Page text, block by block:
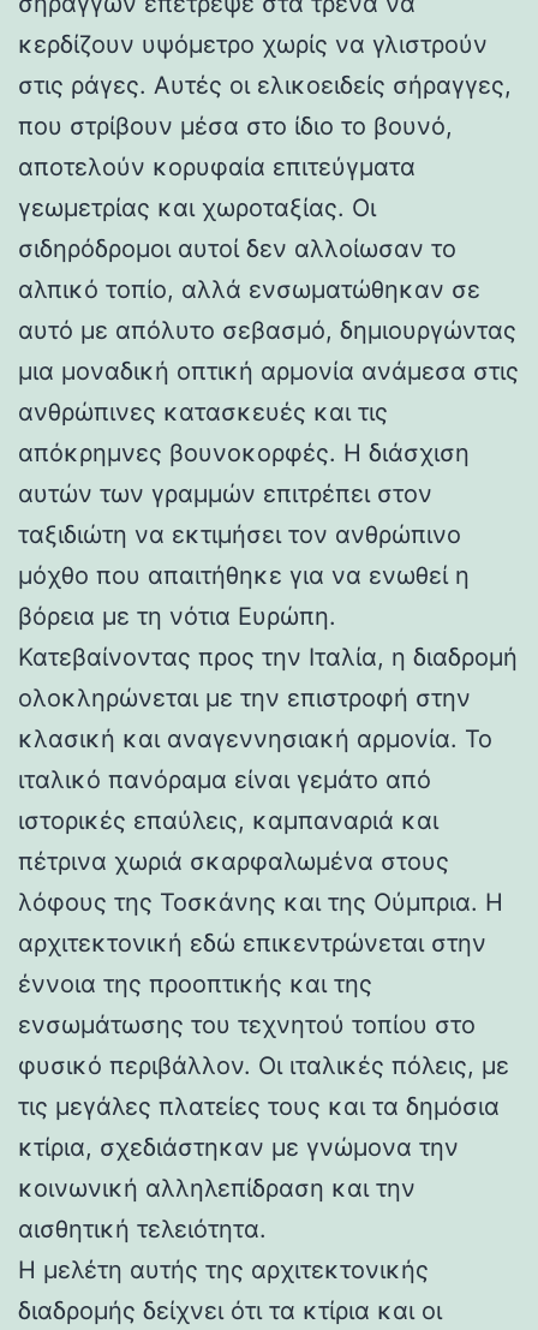
κερδίζουν υψόμετρο χωρίς να γλιστρούν
στις ράγες. Αυτές οι ελικοειδείς σήραγγες,
που στρίβουν μέσα στο ίδιο το βουνό,
αποτελούν κορυφαία επιτεύγματα
γεωμετρίας και χωροταξίας. Οι
σιδηρόδρομοι αυτοί δεν αλλοίωσαν το
αλπικό τοπίο, αλλά ενσωματώθηκαν σε
αυτό με απόλυτο σεβασμό, δημιουργώντας
μια μοναδική οπτική αρμονία ανάμεσα στις
ανθρώπινες κατασκευές και τις
απόκρημνες βουνοκορφές. Η διάσχιση
αυτών των γραμμών επιτρέπει στον
ταξιδιώτη να εκτιμήσει τον ανθρώπινο
μόχθο που απαιτήθηκε για να ενωθεί η
βόρεια με τη νότια Ευρώπη.
Κατεβαίνοντας προς την Ιταλία, η διαδρομή
ολοκληρώνεται με την επιστροφή στην
κλασική και αναγεννησιακή αρμονία. Το
ιταλικό πανόραμα είναι γεμάτο από
ιστορικές επαύλεις, καμπαναριά και
πέτρινα χωριά σκαρφαλωμένα στους
λόφους της Τοσκάνης και της Ούμπρια. Η
αρχιτεκτονική εδώ επικεντρώνεται στην
έννοια της προοπτικής και της
ενσωμάτωσης του τεχνητού τοπίου στο
φυσικό περιβάλλον. Οι ιταλικές πόλεις, με
τις μεγάλες πλατείες τους και τα δημόσια
κτίρια, σχεδιάστηκαν με γνώμονα την
κοινωνική αλληλεπίδραση και την
αισθητική τελειότητα.
Η μελέτη αυτής της αρχιτεκτονικής
διαδρομής δείχνει ότι τα κτίρια και οι